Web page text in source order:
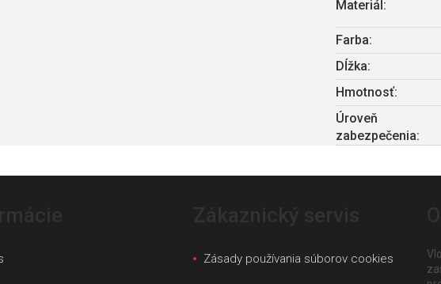
Materiál :
Farba:
Dĺžka:
Hmotnosť:
Úroveň
zabezpečenia:
Zásady používania súborov cookies